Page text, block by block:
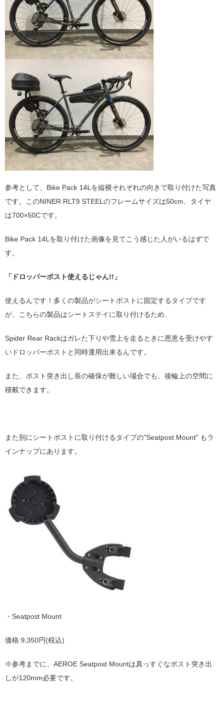
参考として、Bike Pack 14Lを縦横それぞれの向きで取り付けた写真
です。このNINER RLT9 STEELのフレームサイズは50cm、タイヤ
は700×50Cです。
Bike Pack 14Lを取り付けた画像を見てこう感じた人がいるはずで
す。
「ドロッパーポスト使えるじゃん!!」
使えるんです！多くの製品がシートポストに固定するタイプです
が、こちらの製品はシートステイに取り付けるため、
Spider Rear Rackはガレた下りや雪上を走るときに恩恵を受けやす
いドロッパーポストと同時運用出来るんです。
また、ポスト突き出し長の確保が難しい場合でも、後輪上の空間に
積載できます。
また別にシートポストに取り付けるタイプの"Seatpost Mount" もラ
インナップにあります。
・Seatpost Mount
価格:9,350円(税込)
※参考までに、AEROE Seatpost Mountは真っすぐなポスト突き出
しが120mm必要です。